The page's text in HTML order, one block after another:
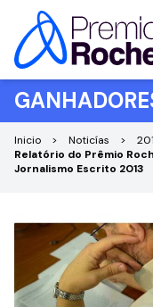
Pular para o conteúdo
Inicio Noticías
Relatório do Prêmio
Jornalismo Escrito 2013